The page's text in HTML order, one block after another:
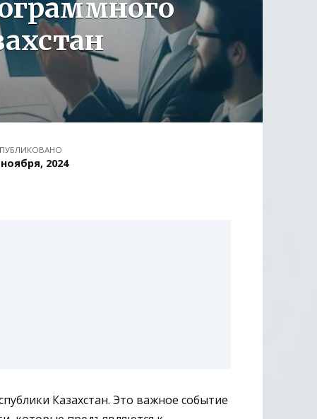
2024
Казахстан. Это важное событие